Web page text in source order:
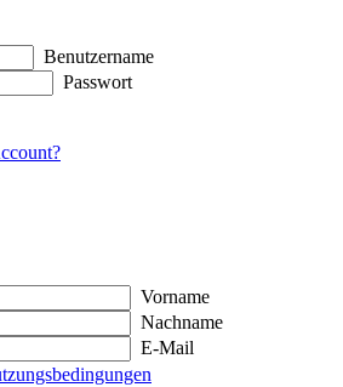
Benutzername
Passwort
Vorname
Nachname
E-Mail